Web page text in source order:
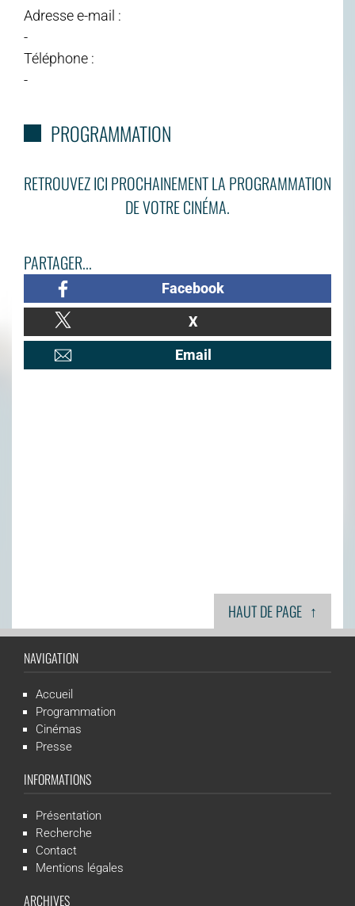
Adresse e-mail :
-
Téléphone :
-
PROGRAMMATION
RETROUVEZ ICI PROCHAINEMENT LA PROGRAMMATION
DE VOTRE CINÉMA.
PARTAGER...
Facebook
X
Email
HAUT DE PAGE ↑
NAVIGATION
Accueil
Programmation
Cinémas
Presse
INFORMATIONS
Présentation
Recherche
Contact
Mentions légales
ARCHIVES